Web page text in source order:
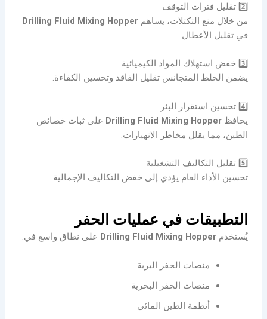
2️⃣ تقليل فترات التوقف
من خلال منع التكتلات، يساهمDrilling Fluid Mixing Hopper
في تقليل الأعطال.
3️⃣ خفض استهلاك المواد الكيميائية
يضمن الخلط المتجانس تقليل الفاقد وتحسين الكفاءة.
4️⃣ تحسين استقرار البئر
يحافظDrilling Fluid Mixing Hopper على ثبات خصائص
الطين، مما يقلل مخاطر الانهيارات.
5️⃣ تقليل التكاليف التشغيلية
تحسين الأداء العام يؤدي إلى خفض التكاليف الإجمالية.
التطبيقات في عمليات الحفر
يُستخدمDrilling Fluid Mixing Hopper على نطاق واسع في:
منصات الحفر البرية
منصات الحفر البحرية
أنظمة الطين المائي